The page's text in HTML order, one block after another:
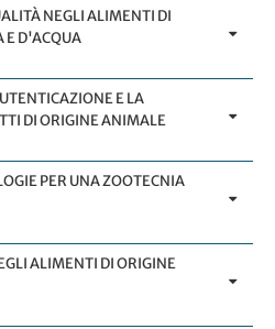
NEGLI ALIMENTI DI
E D'ACQUA
E LA
DI ORIGINE ANIMALE
PER UNA ZOOTECNIA
ALIMENTI DI ORIGINE